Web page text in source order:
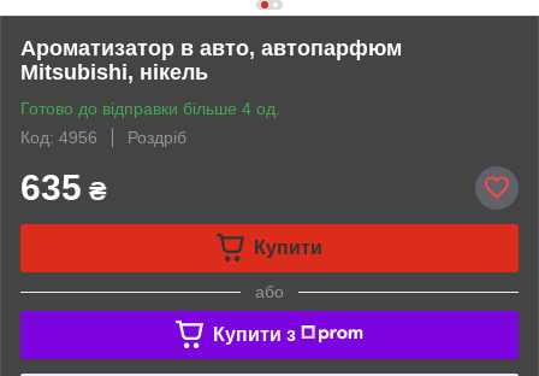
Ароматизатор в авто, автопарфюм
Mitsubishi, нікель
Готово до відправки більше 4 од.
Код: 4956
Роздріб
635 ₴
Купити
або
Купити з